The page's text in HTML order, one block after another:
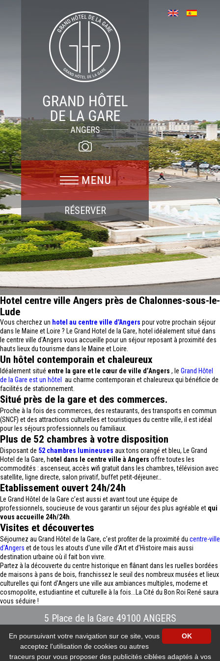
RÉSERVER
Hotel centre ville Angers près de Chalonnes-sous-le-
Lude
Vous cherchez un hotel au centre ville d'Angers pour votre prochain séjour
dans le Maine et Loire ? Le Grand Hotel de la Gare, hotel idéalement situé dans
le centre ville d'Angers vous accueille pour un séjour reposant à proximité des
hauts lieux du tourisme dans le Maine et Loire.
Un hôtel contemporain et chaleureux
Idéalement situé entre la gare et le cœur de ville d’Angers , le Grand Hôtel
de la Gare est un hôtel
au charme contemporain et chaleureux qui bénéficie de
facilités de stationnement.
Situé près de la gare et des commerces.
Proche à la fois des commerces, des restaurants, des transports en commun
(SNCF) et des attractions culturelles et touristiques du centre ville, il est idéal
pour les séjours professionnels ou familiaux.
Plus de 52 chambres à votre disposition
Disposant de 52 chambres lumineuses aux tons orangé et bleu, Le Grand
Hotel de la Gare, hotel dans le centre ville à Angers offre toutes les
commodités : ascenseur, accès wifi gratuit dans les chambres, télévision avec
satellite, ligne directe, salon privatif, buffet petit-déjeuner…
Etablissement ouvert 24h/24h
Le Grand Hôtel de la Gare c’est aussi et avant tout une équipe de
professionnels, soucieuse de vous garantir un séjour des plus agréable et qui
vous accueille 24h/24h
Visites et découvertes
Séjournez au Grand Hôtel de la Gare, c'est profiter de la proximité du centre-ville
d'Angers et de tous les atouts d'une ville d’Art et d’Histoire mais aussi
destination urbaine où il fait bon vivre.
Partez à la découverte du centre historique en flânant dans les ruelles bordées
de maisons à pans de bois, franchissez le seuil des nombreux musées et lieux
culturelles qui font d'Angers une ville aux ambiances multiples, moderne et
cosmopolite, estudiantine et culturelle à la fois...La Cité du Bon Roi René saura
vous séduire !
5 Place de la Gare 49100 ANGERS
info@hotel-angers.fr
www.grandhoteldelagare-angers.com
Création et référencement Site internet E-comouest - ANGERS
Mentions légales-Plan du site- Galerie photos-Protection des données
OK
En poursuivant votre navigation sur ce site, vous
acceptez l'utilisation de cookies ou autres
traceurs pour vous proposer des publicités ciblées adaptés à vos